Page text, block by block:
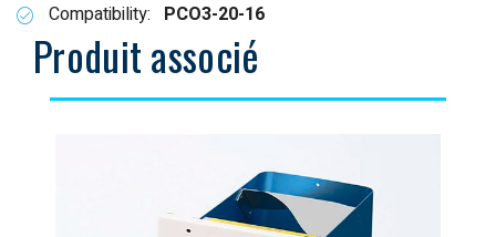
Compatibility: PCO3-20-16
Produit associé